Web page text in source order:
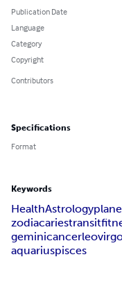
Publication Date
Language
Category
Copyright
Contributors
Specifications
Format
Keywords
HealthAstrology
zodiacariestransit
geminicancerleo
aquariuspisces